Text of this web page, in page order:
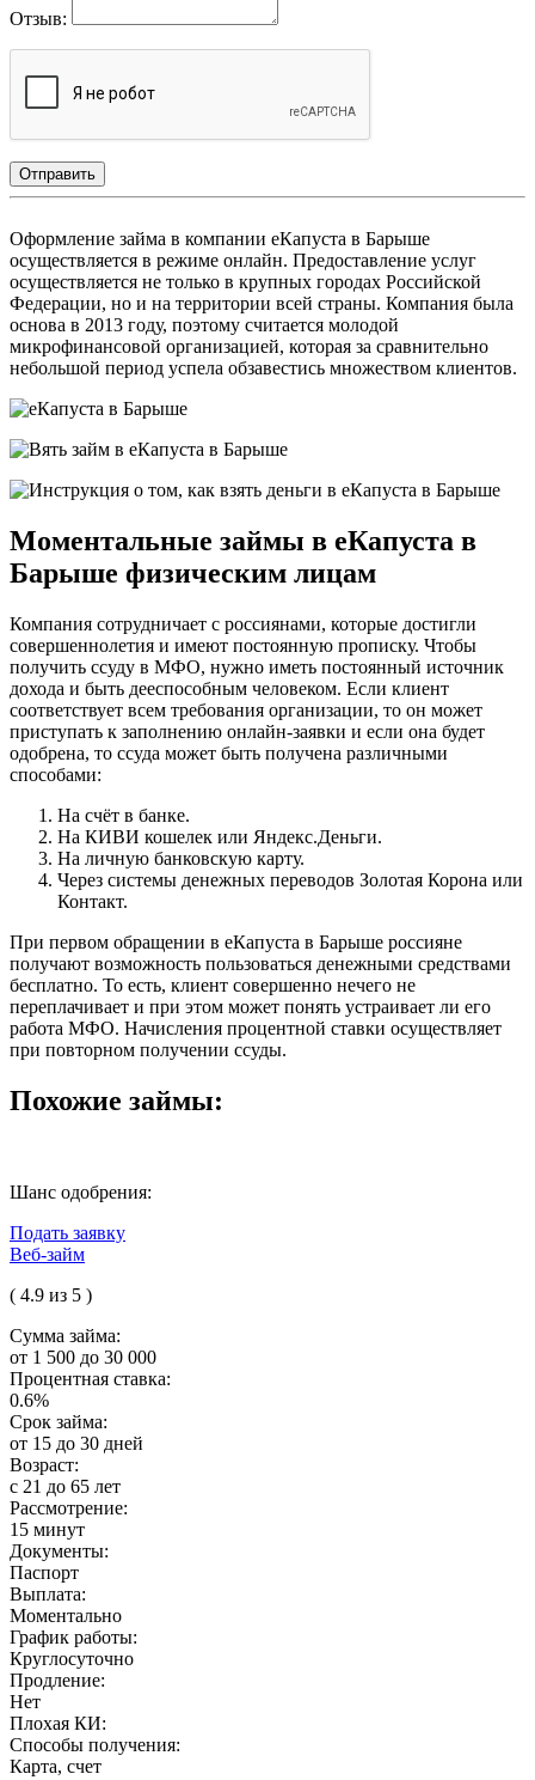
Отзыв:
Отправить
Оформление займа в компании еКапуста в Барыше
осуществляется в режиме онлайн. Предоставление услуг
осуществляется не только в крупных городах Российской
Федерации, но и на территории всей страны. Компания была
основа в 2013 году, поэтому считается молодой
микрофинансовой организацией, которая за сравнительно
небольшой период успела обзавестись множеством клиентов.
Моментальные займы в еКапуста в
Барыше физическим лицам
Компания сотрудничает с россиянами, которые достигли
совершеннолетия и имеют постоянную прописку. Чтобы
получить ссуду в МФО, нужно иметь постоянный источник
дохода и быть дееспособным человеком. Если клиент
соответствует всем требования организации, то он может
приступать к заполнению онлайн-заявки и если она будет
одобрена, то ссуда может быть получена различными
способами:
На счёт в банке.
На КИВИ кошелек или Яндекс.Деньги.
На личную банковскую карту.
Через системы денежных переводов Золотая Корона или
Контакт.
При первом обращении в еКапуста в Барыше россияне
получают возможность пользоваться денежными средствами
бесплатно. То есть, клиент совершенно нечего не
переплачивает и при этом может понять устраивает ли его
работа МФО. Начисления процентной ставки осуществляет
при повторном получении ссуды.
Похожие займы:
Шанс одобрения:
Подать заявку
Веб-займ
( 4.9 из 5 )
Сумма займа:
от 1 500 до 30 000
Процентная ставка:
0.6%
Срок займа:
от 15 до 30 дней
Возраст:
с 21 до 65 лет
Рассмотрение:
15 минут
Документы:
Паспорт
Выплата:
Моментально
График работы:
Круглосуточно
Продление:
Нет
Плохая КИ:
Способы получения:
Карта, счет